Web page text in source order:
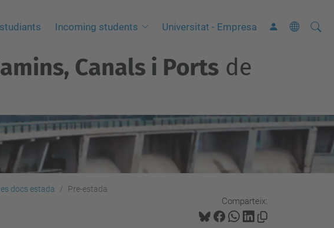
Incoming students Universitat - Empresa Cerca
C
v
a
Canals i Portsde
docs estada Pre-estada
Comparteix: